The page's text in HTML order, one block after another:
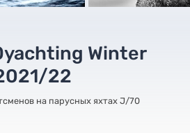
Winter
22
на парусных яхтах J/70